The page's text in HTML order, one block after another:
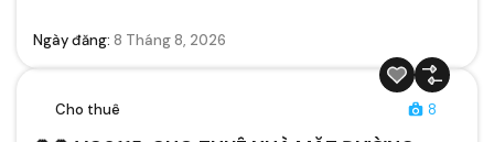
Ngày đăng: 8 Tháng 8, 2026
Cho thuê 8